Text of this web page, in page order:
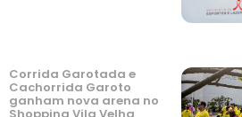
Corrida Garotada e
Cachorrida Garoto
ganham nova arena no